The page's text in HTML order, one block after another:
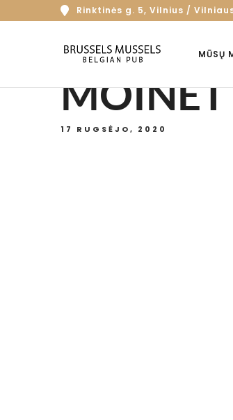
Rinktinės g. 5, Vilnius /
MŪSŲ
17 RUGSĖJO, 2020